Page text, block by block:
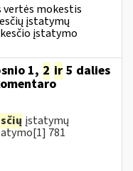
vertės mokestis
įstatymų
įstatymo
1, 2 ir 5 dalies
įstatymų
781